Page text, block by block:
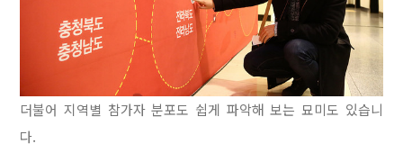
더불어 지역별 참가자 분포도 쉽게 파악해 보는 묘미도 있습니
다.